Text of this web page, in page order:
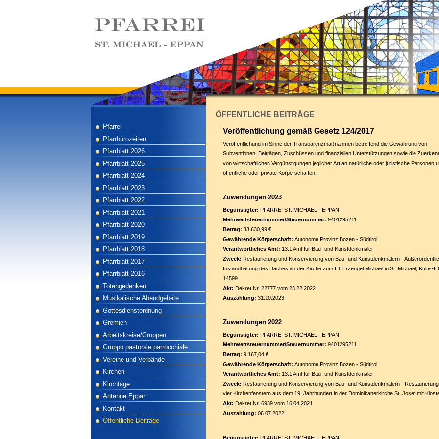
Pfarrei
Pfarrbürozeiten
Pfarrblatt 2026
Pfarrblatt 2025
Pfarrblatt 2024
Pfarrblatt 2023
Pfarrblatt 2022
Pfarrblatt 2021
Pfarrblatt 2020
Pfarrblatt 2019
Pfarrblatt 2018
Pfarrblatt 2017
Pfarrblatt 2016
Totengedenken
Musikalische Abendgebete
Gottesdienstordnung
Gremien
Arbeitskreise/Gruppen
Gruppo pastorale parrocchiale
Vereine und Verbände
Kirchen
Kirchtage
Antenne Eppan
Kontakt
Öffentliche Beiträge
ÖFFENTLICHE BEITRÄGE
Veröffentlichung gemäß Gesetz 124/2017
Veröffentlichung im Sinne der Transparenzmaßnahmen betreffend die Gewährung von
Subventionen, Beiträgen, Zuschüssen und finanziellen Unterstützungen sowie die
von wirtschaftlichen Vergünstigungen jeglicher Art an natürliche oder juristische Personen
öffentliche oder private Körperschaften.
Zuwendungen 2023
Begünstigter: PFARREI ST. MICHAEL - EPPAN
Mehrwertsteuernummer/Steuernummer: 9401295211
Betrag: 33.630,99 €
Gewährende Körperschaft: Autonome Provinz Bozen - Südtirol
Verantwortliches Amt: 13.1 Amt für Bau- und Kunstdenkmäler
Zweck: Restaurierung und Konservierung von Bau- und Kunstdenkmälern -
Instandhaltung des Daches an der Kirche zum Hl. Erzengel Michael in St. Michael, Kultis-ID
14599
Akt: Dekret Nr. 22777 vom 23.22.2022
Auszahlung: 31.10.2023
Zuwendungen 2022
Begünstigter: PFARREI ST. MICHAEL - EPPAN
Mehrwertsteuernummer/Steuernummer: 9401295211
Betrag: 9.167,04 €
Gewährende Körperschaft: Autonome Provinz Bozen - Südtirol
Verantwortliches Amt: 13.1 Amt für Bau- und Kunstdenkmäler
Zweck: Restaurierung und Konservierung von Bau- und Kunstdenkmälern -
vier Kirchenfenstern aus dem 19. Jahrhundert in der Dominikanerkirche St. Josef mit
Akt: Dekret Nr. 6939 vom 16.04.2021
Auszahlung: 06.07.2022
Begünstigter: PFARREI ST. MICHAEL - EPPAN